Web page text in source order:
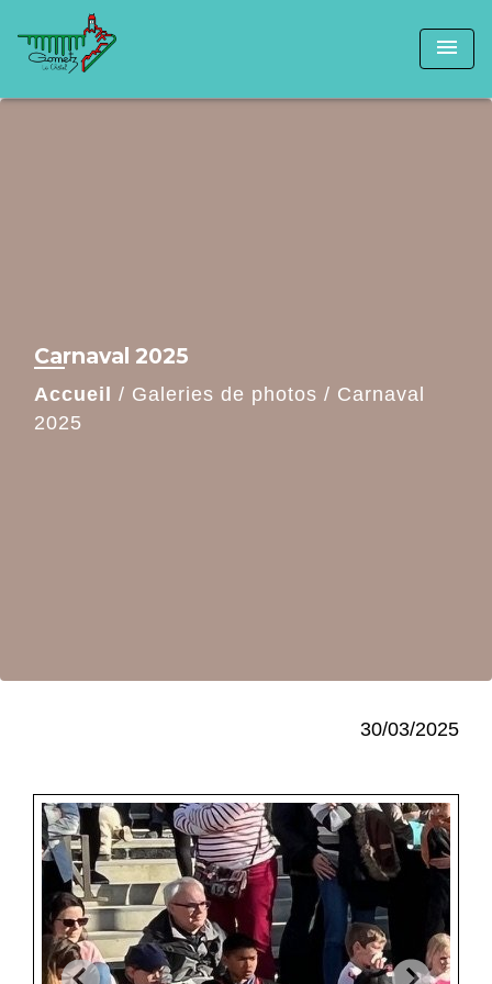
menu
Carnaval 2025
Accueil / Galeries de photos / Carnaval
2025
30/03/2025